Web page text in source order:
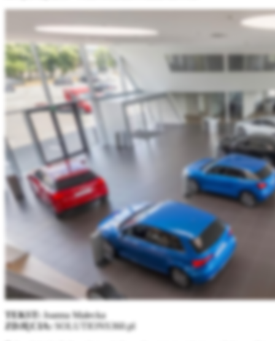
TEKST:
Joanna Małecka
ZDJĘCIA: SOLUTIONS360.pl